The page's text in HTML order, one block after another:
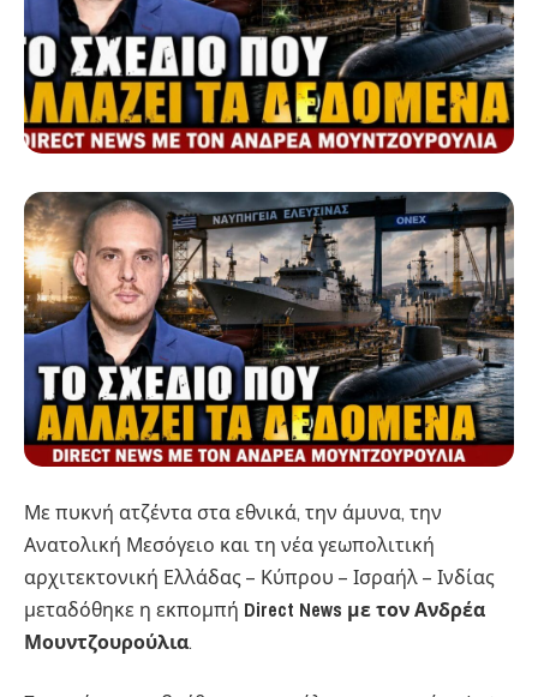
Με πυκνή ατζέντα στα εθνικά, την άμυνα, την
Ανατολική Μεσόγειο και τη νέα γεωπολιτική
αρχιτεκτονική Ελλάδας – Κύπρου – Ισραήλ – Ινδίας
μεταδόθηκε η εκπομπή Direct News με τον Ανδρέα
Μουντζουρούλια.